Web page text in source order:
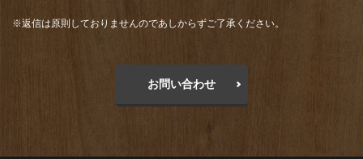
※返信は原則しておりませんのであしからずご了承ください。
お問い合わせ